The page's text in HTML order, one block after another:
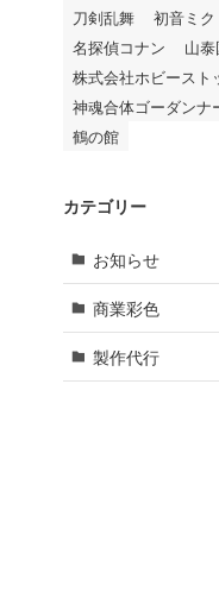
刀剣乱舞
初音ミク
名探偵コナン
山泰
株式会社ホビースト
神魂合体ゴーダンナ
鶴の館
カテゴリー
お知らせ
商業彩色
製作代行